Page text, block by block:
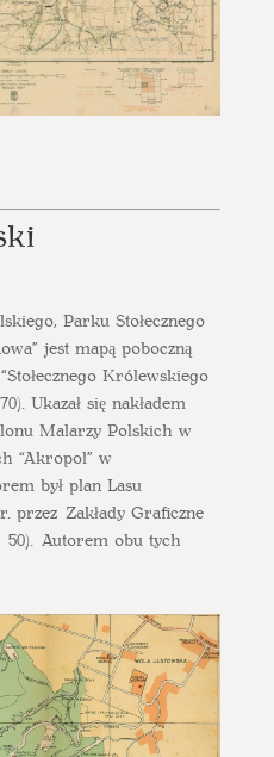
Parku Stołecznego
jest mapą poboczną
Królewskiego
Ukazał się nakładem
Malarzy Polskich w
“Akropol” w
był plan Lasu
przez Zakłady Graficzne
Autorem obu tych